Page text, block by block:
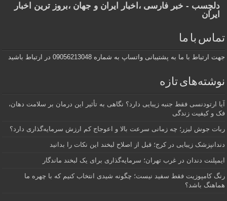
دلچسب - خبر فارسی ،اخبار ایران و جهان ،بروز ترین اخبار
ایران
تماس با ما
جهت ارتباط با ما به پشتیبانی واتساپ به شماره 09056213048 در ارتباط باشید
نوشته‌های تازه
آیا ارتودنسی فقط جنبه زیبایی دارد؟ نگاهی به تأثیر این درمان بر سلامت دهان،
فک و کیفیت زندگی
ربات جوش لیزر؛ چه زمانی سرعت بالا و اعوجاج کم ارزش سرمایه‌گذاری دارد؟
دندانپزشک زیبایی در کرج؛ قبل از اصلاح لبخند این نکات را بدانید
ایمپلنت دندان در غرب تهران؛ سرمایه‌گذاری برای یک لبخند ماندگار
رنگ کامپوزیت فقط سفید نیست؛ چگونه شیدی انتخاب کنیم که با چهره ما
هماهنگ باشد؟